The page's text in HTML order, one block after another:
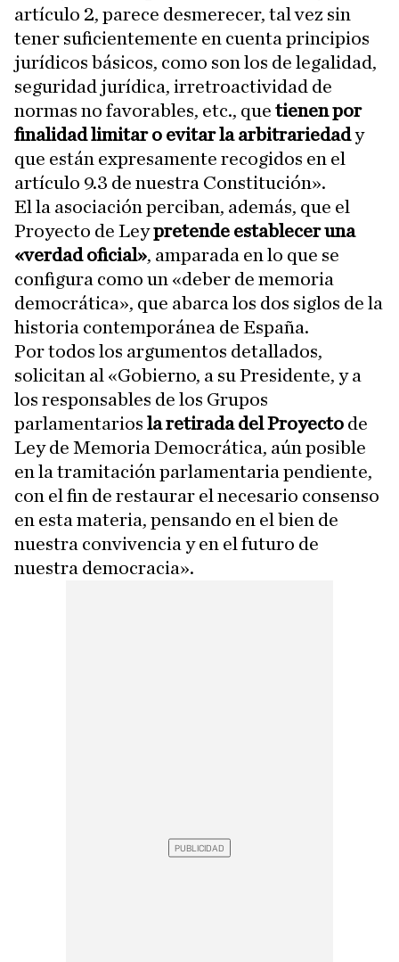
artículo 2, parece desmerecer, tal vez sin
tener suficientemente en cuenta principios
jurídicos básicos, como son los de legalidad,
seguridad jurídica, irretroactividad de
normas no favorables, etc., que tienen por
finalidad limitar o evitar la arbitrariedady
que están expresamente recogidos en el
artículo 9.3 de nuestra Constitución».
El la asociación perciban, además, que el
Proyecto de Leypretende establecer una
«verdad oficial», amparada en lo que se
configura como un «deber de memoria
democrática», que abarca los dos siglos de la
historia contemporánea de España.
Por todos los argumentos detallados,
solicitan al «Gobierno, a su Presidente, y a
los responsables de los Grupos
parlamentarios la retirada del Proyecto de
Ley de Memoria Democrática, aún posible
en la tramitación parlamentaria pendiente,
con el fin de restaurar el necesario consenso
en esta materia, pensando en el bien de
nuestra convivencia y en el futuro de
nuestra democracia».